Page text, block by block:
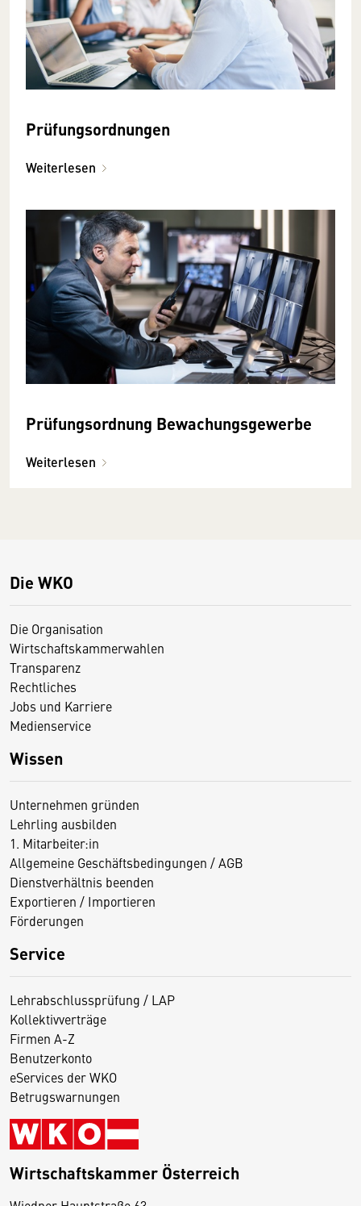
Prüfungsordnungen
Weiterlesen
Prüfungsordnung Bewachungsgewerbe
Weiterlesen
Die WKO
Die Organisation
Wirtschaftskammerwahlen
Transparenz
Rechtliches
Jobs und Karriere
Medienservice
Wissen
Unternehmen gründen
Lehrling ausbilden
1. Mitarbeiter:in
Allgemeine Geschäftsbedingungen / AGB
Dienstverhältnis beenden
Exportieren / Importieren
Förderungen
Service
Lehrabschlussprüfung / LAP
Kollektivverträge
Firmen A-Z
Benutzerkonto
eServices der WKO
Betrugswarnungen
Wirtschaftskammer Österreich